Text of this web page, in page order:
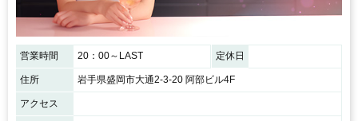
営業時間 20：00～LAST 定休日
住所 岩手県盛岡市大通2-3-20 阿部ビル4F
アクセス